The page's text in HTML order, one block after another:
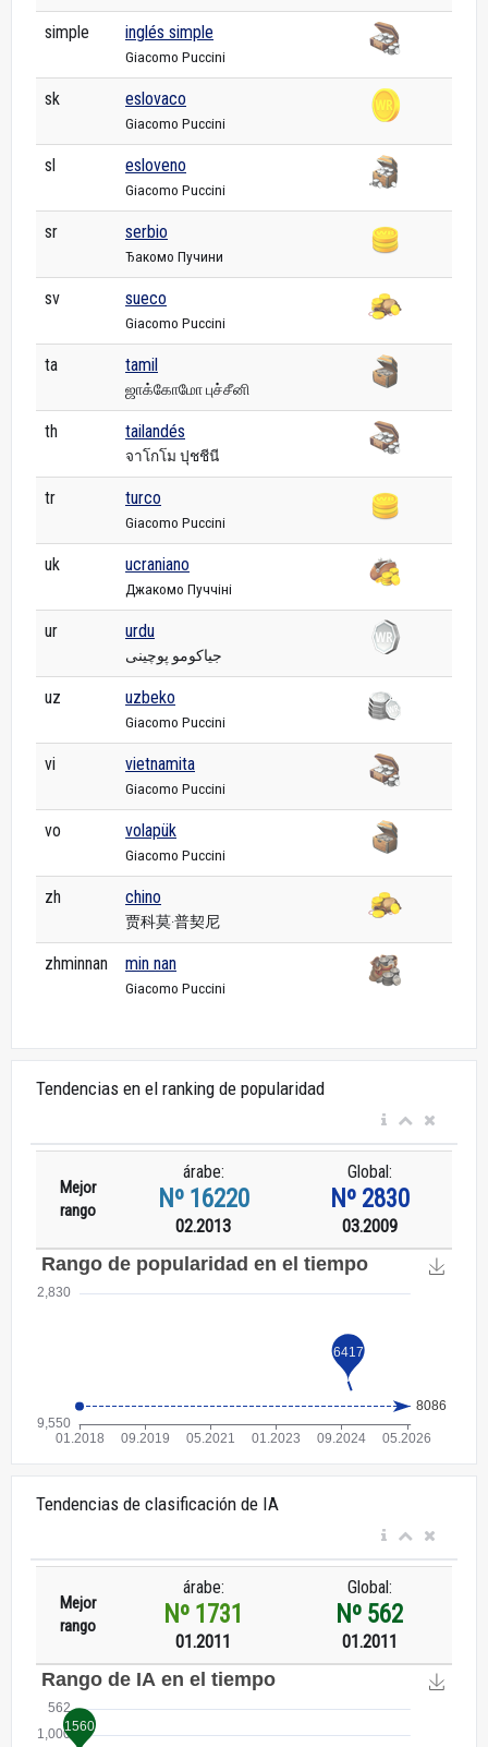
simple inglés simple
Giacomo Puccini
sk eslovaco
Giacomo Puccini
sl esloveno
Giacomo Puccini
sr serbio
Ђакомо Пучини
sv sueco
Giacomo Puccini
ta tamil
ஜாக்கோமோ புச்சீனி
th tailandés
จาโกโม ปุชชีนี
tr turco
Giacomo Puccini
uk ucraniano
Джакомо Пуччіні
ur urdu
جیاکومو پوچینی
uz uzbeko
Giacomo Puccini
vi vietnamita
Giacomo Puccini
vo volapük
Giacomo Puccini
zh chino
贾科莫·普契尼
zhminnan min nan
Giacomo Puccini
Tendencias en el ranking de popularidad
Mejor
rango
árabe:
Nº 16220
02.2013
Global:
Nº 2830
03.2009
Tendencias de clasificación de IA
Mejor
rango
árabe:
Nº 1731
01.2011
Global:
Nº 562
01.2011